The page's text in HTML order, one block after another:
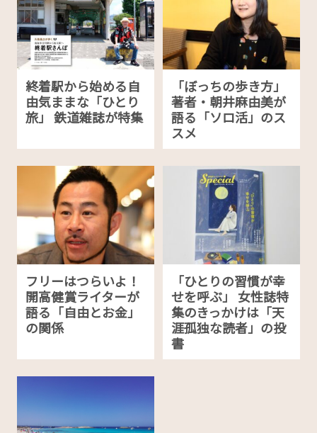
終着駅から始める自
由気ままな「ひとり
旅」 鉄道雑誌が特集
「ぼっちの歩き方」
著者・朝井麻由美が
語る「ソロ活」のス
スメ
フリーはつらいよ！
開高健賞ライターが
語る「自由とお金」
の関係
「ひとりの習慣が幸
せを呼ぶ」 女性誌特
集のきっかけは「天
涯孤独な読者」の投
書